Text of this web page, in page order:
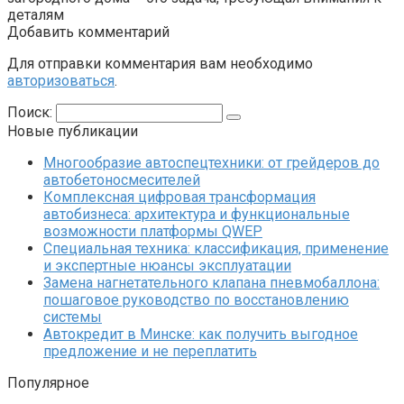
деталям
Добавить комментарий
Для отправки комментария вам необходимо
авторизоваться.
Поиск:
Новые публикации
Многообразие автоспецтехники: от грейдеров до
автобетоносмесителей
Комплексная цифровая трансформация
автобизнеса: архитектура и функциональные
возможности платформы QWEP
Специальная техника: классификация, применение
и экспертные нюансы эксплуатации
Замена нагнетательного клапана пневмобаллона:
пошаговое руководство по восстановлению
системы
Автокредит в Минске: как получить выгодное
предложение и не переплатить
Популярное